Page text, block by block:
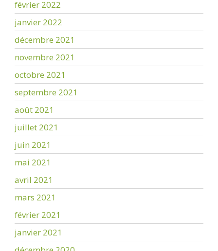
février 2022
janvier 2022
décembre 2021
novembre 2021
octobre 2021
septembre 2021
août 2021
juillet 2021
juin 2021
mai 2021
avril 2021
mars 2021
février 2021
janvier 2021